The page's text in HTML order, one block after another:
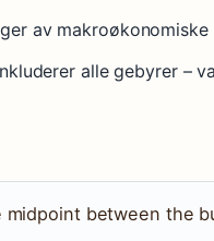
av
alle gebyrer –
midpoint between the